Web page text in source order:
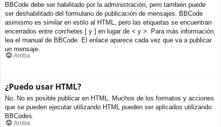
BBCode debe ser habilitado por la administración, pero también puede
ser deshabilitado del formulario de publicación de mensajes. BBCode
asimismo es similar en estilo al HTML, pero las etiquetas se encuentran
encerrados entre corchetes [ y ] en lugar de < y >. Para más información,
lea el manual de BBCode. El enlace aparece cada vez que va a publicar
un mensaje.
Arriba
¿Puedo usar HTML?
No. No es posible publicar en HTML. Muchos de los formatos y acciones
que se pueden ejecutar utilizando HTML pueden ser aplicados utilizando
BBCodes.
Arriba